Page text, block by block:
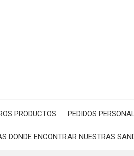
PRODUCTOS PEDIDOS
DONDE ENCONTRAR NUESTRAS